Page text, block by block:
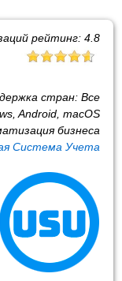
рейтинг: 4.8
стран: Все
Android, macOS
бизнеса
Система Учета